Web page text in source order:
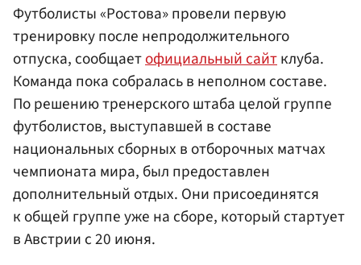
Футболисты «Ростова» провели первую
тренировку после непродолжительного
отпуска, сообщаетофициальный сайтклуба.
Команда пока собралась в неполном составе.
По решению тренерского штаба целой группе
футболистов, выступавшей в составе
национальных сборных в отборочных матчах
чемпионата мира, был предоставлен
дополнительный отдых. Они присоединятся
к общей группе уже на сборе, который стартует
в Австрии с 20 июня.